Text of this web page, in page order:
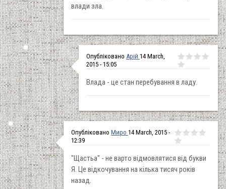
влади зла.
Опубліковано Арій 14 March,
2015 - 15:05
Влада - це стан перебування в ладу.
Опубліковано Миро 14 March, 2015 -
12:39
"Щастьа" - не варто відмовлятися від букви
Я. Це відкочування на кілька тисяч років
назад.